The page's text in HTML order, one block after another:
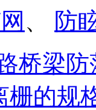
、
防
桥梁
栅的规